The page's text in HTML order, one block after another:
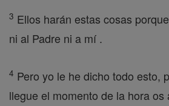
3 Ellos harán estas cosas
ni al Padre ni a mí .
4 Pero yo le he dicho todo esto,
llegue el momento de la hora os